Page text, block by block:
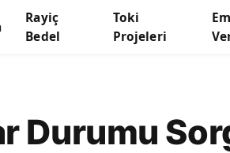
Rayiç
Bedel
Toki
Projeleri
Durumu